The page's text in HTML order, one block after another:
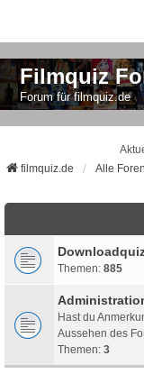
Filmquiz
Forum für filmquiz.de
filmquiz.de
Alle Foren
Themen: 885
Hast du
Aussehen des
Themen: 3